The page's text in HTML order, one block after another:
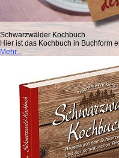
Schwarzwälder Kochbuch
Hier ist das Kochbuch in Buchform
Mehr...